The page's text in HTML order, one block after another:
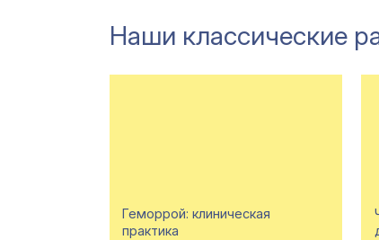
Наши классические
Геморрой: клиническая
практика